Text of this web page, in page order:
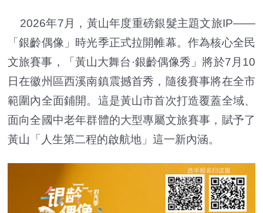
2026年7月，黃山年度重磅銀髮主題文旅IP——
「銀齡偶像」時光季正式拉開帷幕。作為核心全民
文旅賽事，「黃山大舞台·銀齡偶像秀」將於7月10
日在徽州區西溪南鎮震撼首秀，隨後賽事將在全市
範圍內全面鋪開。這是黃山市首次打造覆蓋全域、
面向全國中老年群體的大型專屬文旅賽事，賦予了
黃山「人生第二程的啟航地」這一新內涵。